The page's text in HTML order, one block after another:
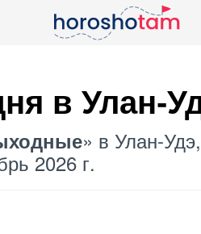
в Улан-
» в Улан-
2026 г.